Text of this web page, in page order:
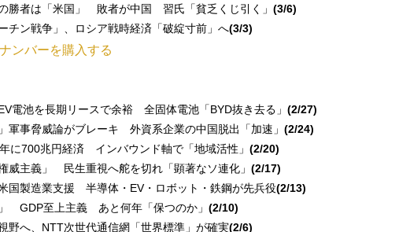
勝者は「米国」 敗者が中国 習氏「貧乏くじ引く」 (3/6)
チン戦争」、ロシア戦時経済「破綻寸前」へ(3/3)
ンバーを購入する
電池を長期リースで余裕 全固体電池「BYD抜き去る」 (2/27)
軍事脅威論がブレーキ 外資系企業の中国脱出「加速」 (2/24)
に700兆円経済 インバウンド軸で「地域活性」 (2/20)
威主義」 民生重視へ舵を切れ「顕著なソ連化」 (2/17)
国製造業支援 半導体・EV・ロボット・鉄鋼が先兵役(2/13)
GDP至上主義 あと何年「保つのか」 (2/10)
野へ、NTT次世代通信網「世界標準」が確実(2/6)